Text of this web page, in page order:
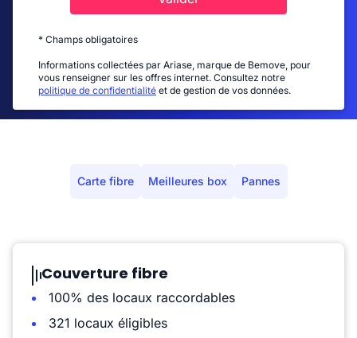
* Champs obligatoires
Informations collectées par Ariase, marque de Bemove, pour
vous renseigner sur les offres internet. Consultez notre
politique de confidentialité et de gestion de vos données.
Carte fibre Meilleures box Pannes
Couverture fibre
100% des locaux raccordables
321 locaux éligibles